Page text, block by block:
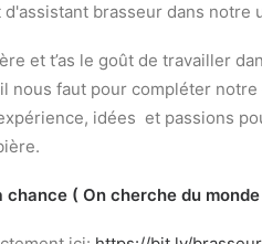
brasseur dans notre
et t’as le goût de travailler
nous faut pour compléter
idées et passions
( On cherche du